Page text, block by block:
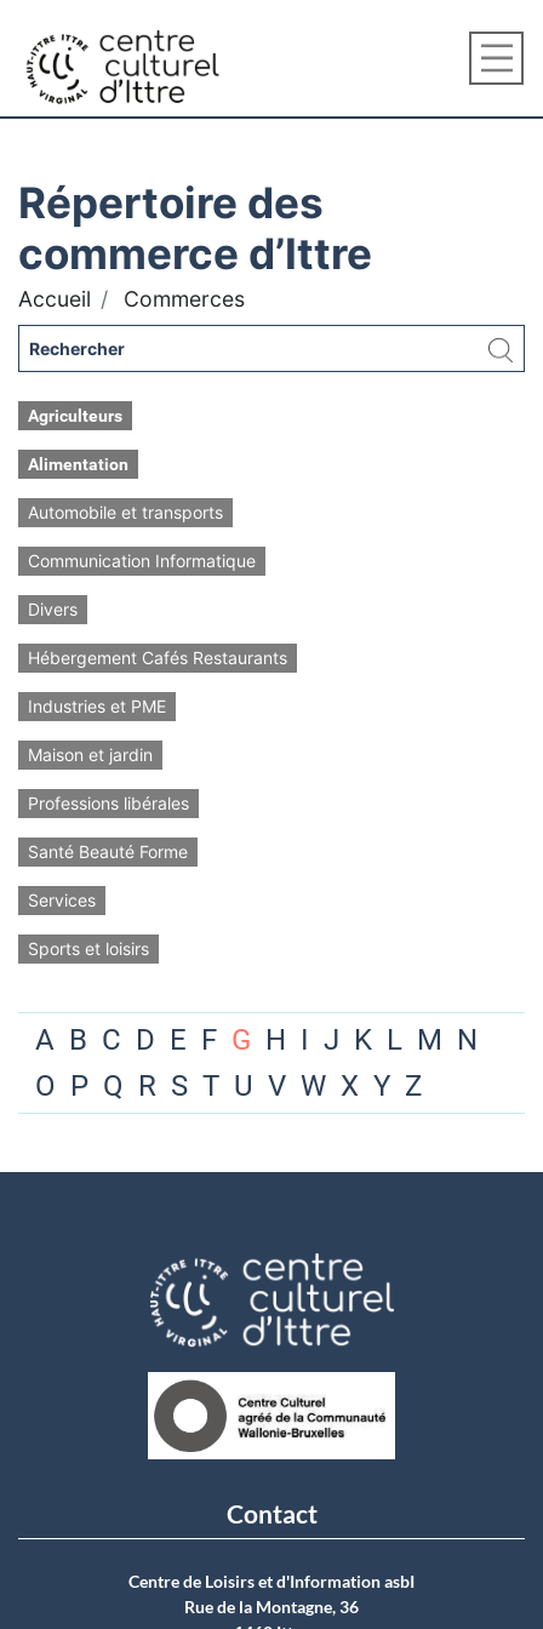
Répertoire des
commerce d’Ittre
Accueil Commerces
Agriculteurs
Alimentation
Automobile et transports
Communication Informatique
Divers
Hébergement Cafés Restaurants
Industries et PME
Maison et jardin
Professions libérales
Santé Beauté Forme
Services
Sports et loisirs
A B C D E F G H I J K L M N
O P Q R S T U V W X Y Z
Contact
Centre de Loisirs et d'Information asbI
Rue de la Montagne, 36